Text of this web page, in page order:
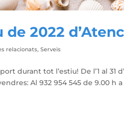
de 2022
relacionats,Serveis
durant tot l’estiu! De l’1 al 31
Al 932 954 545 de 9.00 h